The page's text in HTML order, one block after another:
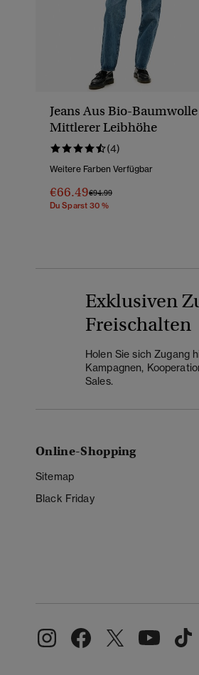
Jeans Aus Bio-
Mittlerer Leibhöhe
(4)
Weitere Farben Verfügbar
€66.49Preis Wurde Reduziert Von
€94.99Bis
Du Sparst 30 %
Exklusiven
Freischalten
Holen Sie sich Zugang
Kampagnen,
Sales.
Online-Shopping
Sitemap
Black Friday